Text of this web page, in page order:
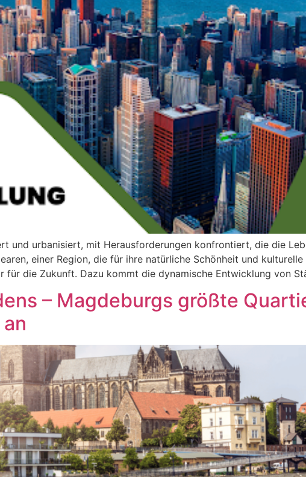
und urbanisiert, mit Herausforderungen konfrontiert, die die
einer Region, die für ihre natürliche Schönheit und
für die Zukunft. Dazu kommt die dynamische Entwicklung von
– Magdeburgs größte